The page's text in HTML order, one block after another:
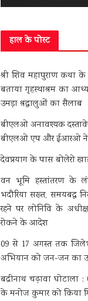
हाल के पोस्ट
श्री शिव महापुराण कथा
बताया गृहस्थाश्रम का
उमड़ा श्रद्धालुओं का सैलाब
बीएलओ अनावश्यक
बीएलओ एप और ईआरओ
देवप्रयाग के पास बोलेरो
वन भूमि हस्तांतरण के
भदौरिया सख्त, समयबद्ध
रहने पर लोनिवि के
रोकने के आदेश
09 से 17 अगस्त तक
अभियान को जन-जन का
बद्रीनाथ चढ़ावा
के मनोज कुमार को किया